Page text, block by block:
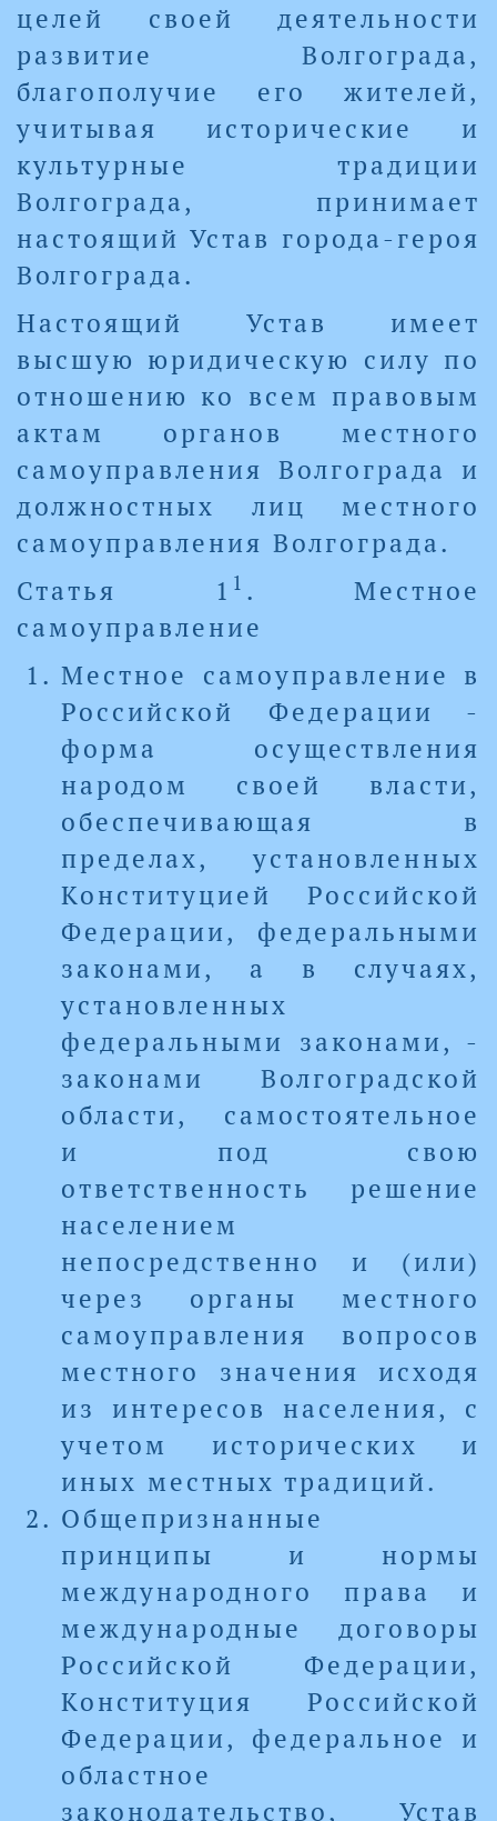
целей своей деятельности
развитие Волгограда,
благополучие его жителей,
учитывая исторические и
культурные традиции
Волгограда, принимает
настоящий Устав города-героя
Волгограда.
Настоящий Устав имеет
высшую юридическую силу по
отношению ко всем правовым
актам органов местного
самоуправления Волгограда и
должностных лиц местного
самоуправления Волгограда.
Статья 1 1 . Местное
самоуправление
Местное самоуправление в
Российской Федерации -
форма осуществления
народом своей власти,
обеспечивающая в
пределах, установленных
Конституцией Российской
Федерации, федеральными
законами, а в случаях,
установленных
федеральными законами, -
законами Волгоградской
области, самостоятельное
и под свою
ответственность решение
населением
непосредственно и (или)
через органы местного
самоуправления вопросов
местного значения исходя
из интересов населения, с
учетом исторических и
иных местных традиций.
Общепризнанные
принципы и нормы
международного права и
международные договоры
Российской Федерации,
Конституция Российской
Федерации, федеральное и
областное
законодательство, Устав